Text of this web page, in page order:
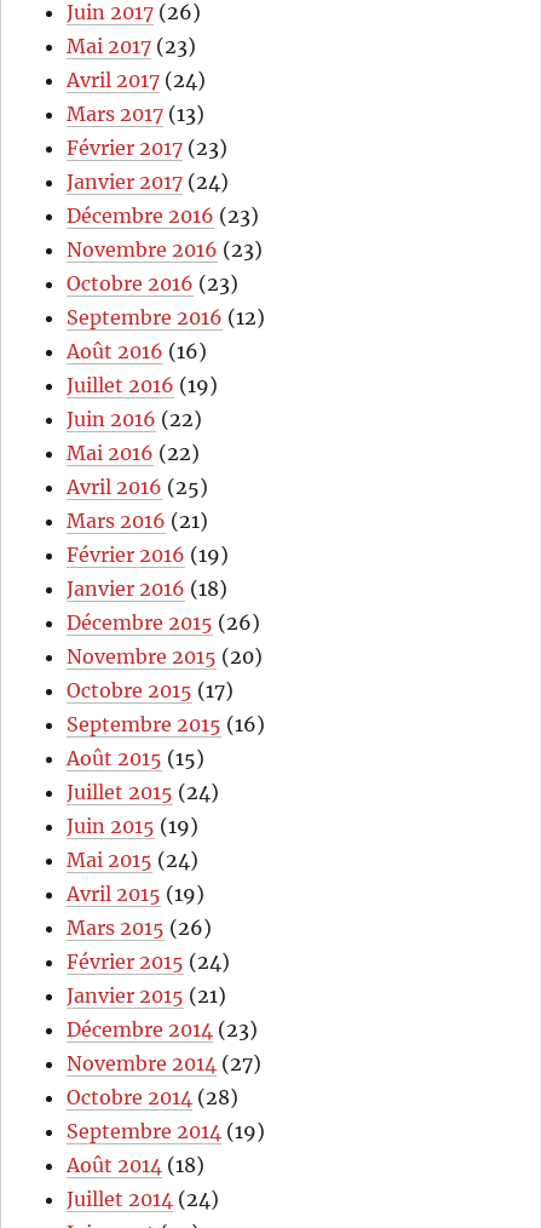
Juin 2017 (26)
Mai 2017 (23)
Avril 2017 (24)
Mars 2017 (13)
Février 2017 (23)
Janvier 2017 (24)
Décembre 2016 (23)
Novembre 2016 (23)
Octobre 2016 (23)
Septembre 2016 (12)
Août 2016 (16)
Juillet 2016 (19)
Juin 2016 (22)
Mai 2016 (22)
Avril 2016 (25)
Mars 2016 (21)
Février 2016 (19)
Janvier 2016 (18)
Décembre 2015 (26)
Novembre 2015 (20)
Octobre 2015 (17)
Septembre 2015 (16)
Août 2015 (15)
Juillet 2015 (24)
Juin 2015 (19)
Mai 2015 (24)
Avril 2015 (19)
Mars 2015 (26)
Février 2015 (24)
Janvier 2015 (21)
Décembre 2014 (23)
Novembre 2014 (27)
Octobre 2014 (28)
Septembre 2014 (19)
Août 2014 (18)
Juillet 2014 (24)